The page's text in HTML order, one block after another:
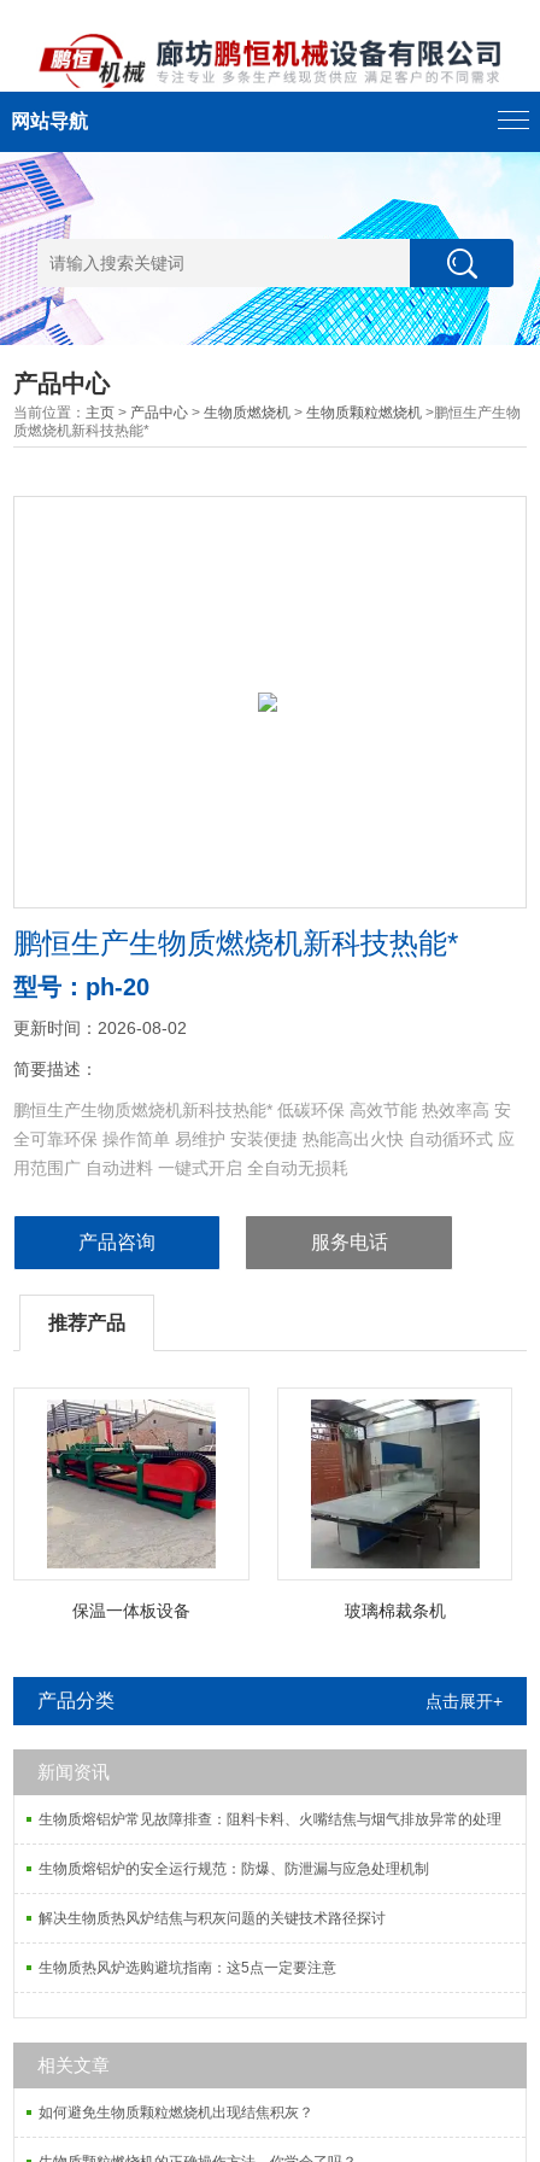
网站导航
产品中心
当前位置： 主页 > 产品中心 >生物质燃烧机 >生物质颗粒燃烧机 >鹏恒生产生物
质燃烧机新科技热能*
鹏恒生产生物质燃烧机新科技热能*
型号：ph-20
更新时间：2026-08-02
简要描述：
鹏恒生产生物质燃烧机新科技热能* 低碳环保 高效节能 热效率高 安
全可靠环保 操作简单 易维护 安装便捷 热能高出火快 自动循环式 应
用范围广 自动进料 一键式开启 全自动无损耗
产品咨询 服务电话
推荐产品
保温一体板设备 玻璃棉裁条机
产品分类 点击展开+
新闻资讯
生物质熔铝炉常见故障排查：阻料卡料、火嘴结焦与烟气排放异常的处理
生物质熔铝炉的安全运行规范：防爆、防泄漏与应急处理机制
解决生物质热风炉结焦与积灰问题的关键技术路径探讨
生物质热风炉选购避坑指南：这5点一定要注意
相关文章
如何避免生物质颗粒燃烧机出现结焦积灰？